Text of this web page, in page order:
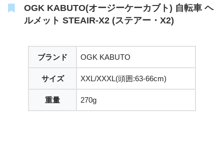
OGK KABUTO(オージーケーカブト) 自転車 ヘ
ルメット STEAIR-X2 (ステアー・X2)
ブランド OGK KABUTO
サイズ XXL/XXXL(頭囲:63-66cm)
重量 270g